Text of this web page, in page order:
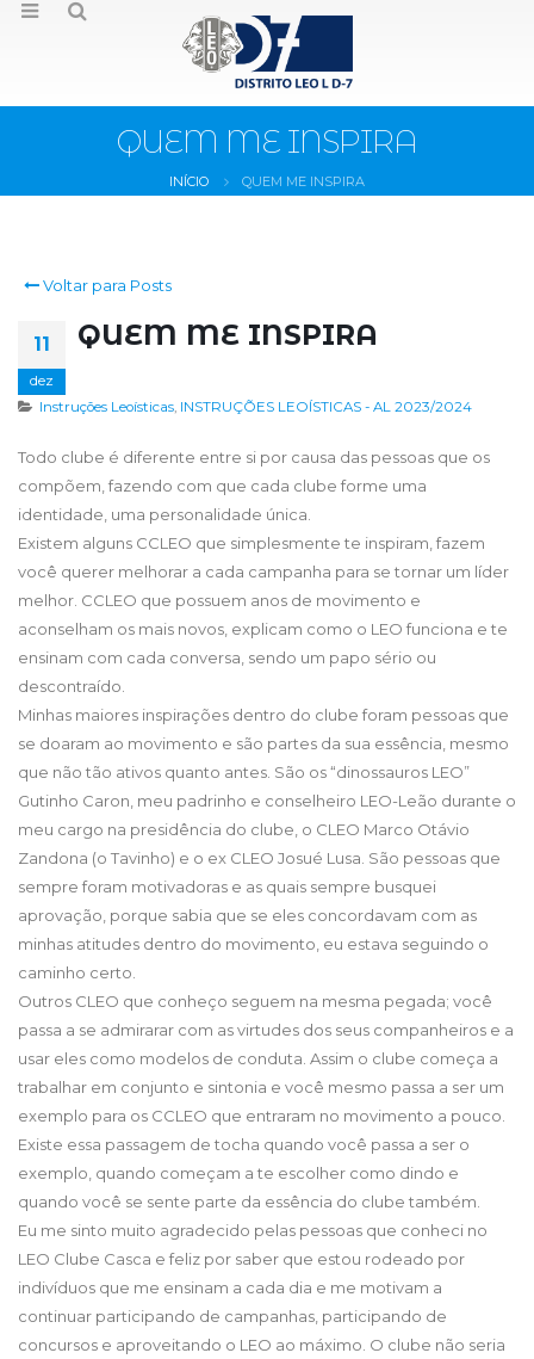
QUEM ME INSPIRA
INÍCIO QUEM ME INSPIRA
Voltar para Posts
11
dez
QUEM ME INSPIRA
Instruções Leoísticas, INSTRUÇÕES LEOÍSTICAS - AL 2023/2024
Todo clube é diferente entre si por causa das pessoas que os
compõem, fazendo com que cada clube forme uma
identidade, uma personalidade única.
Existem alguns CCLEO que simplesmente te inspiram, fazem
você querer melhorar a cada campanha para se tornar um líder
melhor. CCLEO que possuem anos de movimento e
aconselham os mais novos, explicam como o LEO funciona e te
ensinam com cada conversa, sendo um papo sério ou
descontraído.
Minhas maiores inspirações dentro do clube foram pessoas que
se doaram ao movimento e são partes da sua essência, mesmo
que não tão ativos quanto antes. São os “dinossauros LEO”
Gutinho Caron, meu padrinho e conselheiro LEO-Leão durante o
meu cargo na presidência do clube, o CLEO Marco Otávio
Zandona (o Tavinho) e o ex CLEO Josué Lusa. São pessoas que
sempre foram motivadoras e as quais sempre busquei
aprovação, porque sabia que se eles concordavam com as
minhas atitudes dentro do movimento, eu estava seguindo o
caminho certo.
Outros CLEO que conheço seguem na mesma pegada; você
passa a se admirarar com as virtudes dos seus companheiros e a
usar eles como modelos de conduta. Assim o clube começa a
trabalhar em conjunto e sintonia e você mesmo passa a ser um
exemplo para os CCLEO que entraram no movimento a pouco.
Existe essa passagem de tocha quando você passa a ser o
exemplo, quando começam a te escolher como dindo e
quando você se sente parte da essência do clube também.
Eu me sinto muito agradecido pelas pessoas que conheci no
LEO Clube Casca e feliz por saber que estou rodeado por
indivíduos que me ensinam a cada dia e me motivam a
continuar participando de campanhas, participando de
concursos e aproveitando o LEO ao máximo. O clube não seria